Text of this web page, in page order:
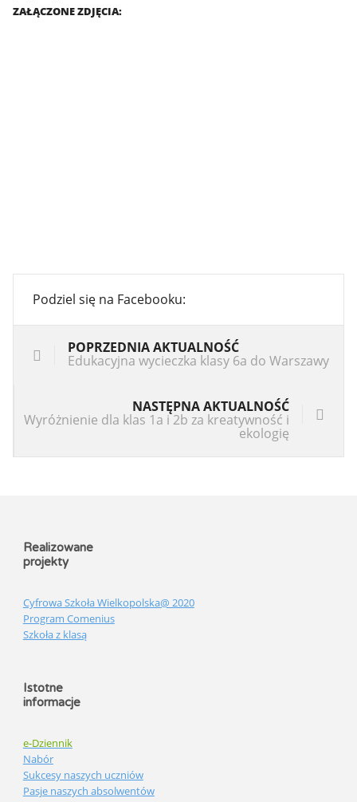
ZAŁĄCZONE ZDJĘCIA:
Podziel się na Facebooku:
POPRZEDNIA AKTUALNOŚĆ
Edukacyjna wycieczka klasy 6a do Warszawy
NASTĘPNA AKTUALNOŚĆ
Wyróżnienie dla klas 1a i 2b za kreatywność i
ekologię
Realizowane
projekty
Cyfrowa Szkoła Wielkopolska@ 2020
Program Comenius
Szkoła z klasą
Istotne
informacje
e-Dziennik
Nabór
Sukcesy naszych uczniów
Pasje naszych absolwentów